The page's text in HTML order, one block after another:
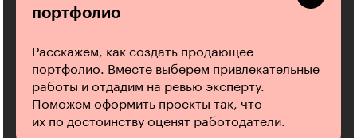
портфолио
Расскажем, как создать продающее
портфолио. Вместе выберем привлекательные
работы и отдадим на ревью эксперту.
Поможем оформить проекты так, что
их по достоинству оценят работодатели.